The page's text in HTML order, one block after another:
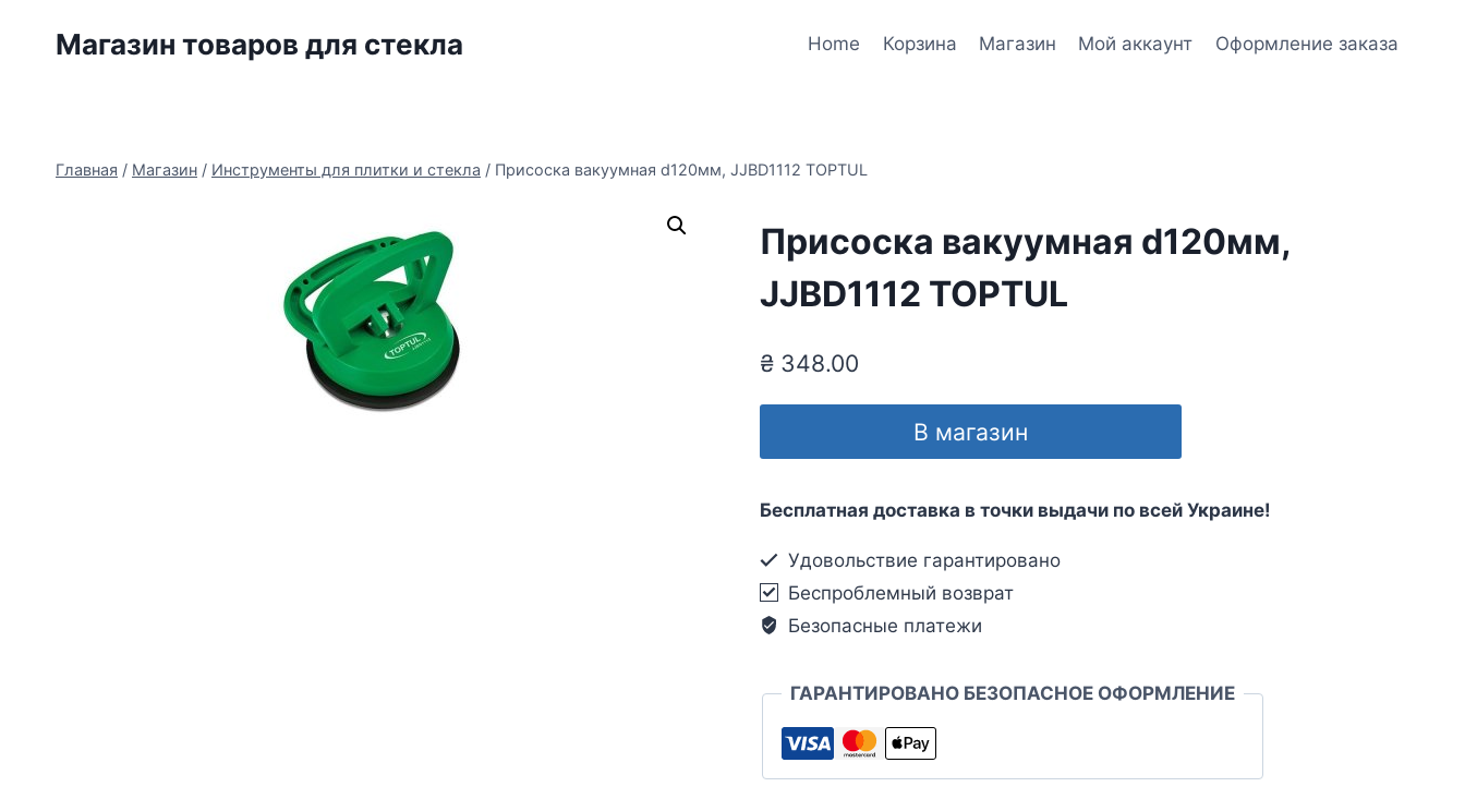
Магазин товаров для стекла Home Корзина Магазин Мой аккаунт Оформление заказа
Главная / Магазин / Инструменты для плитки и стекла / Присоска вакуумная d120мм, JJBD1112 TOPTUL
Присоска вакуумная d120мм,
JJBD1112 TOPTUL
₴348.00
В магазин
Бесплатная доставка в точки выдачи по всей Украине!
Удовольствие гарантировано
Беспроблемный возврат
Безопасные платежи
ГАРАНТИРОВАНО БЕЗОПАСНОЕ ОФОРМЛЕНИЕ